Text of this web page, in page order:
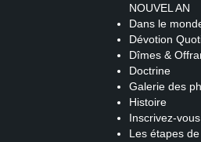
NOUVEL AN
Dans le
Dévotion
Dîmes &
Doctrine
Galerie des
Histoire
Inscrivez-vous
Les étapes